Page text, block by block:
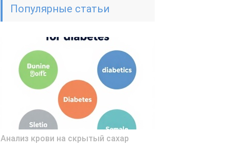
Популярные статьи
Анализ крови на скрытый сахар